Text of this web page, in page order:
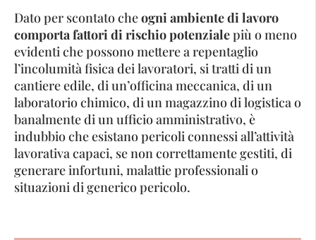
Dato per scontato cheogni ambiente di lavoro
comporta fattori di rischio potenzialepiù o meno
evidenti che possono mettere a repentaglio
l’incolumità fisica dei lavoratori, si tratti di un
cantiere edile, di un’officina meccanica, di un
laboratorio chimico, di un magazzino di logistica o
banalmente di un ufficio amministrativo, è
indubbio che esistano pericoli connessi all’attività
lavorativa capaci, se non correttamente gestiti, di
generare infortuni, malattie professionali o
situazioni di generico pericolo.